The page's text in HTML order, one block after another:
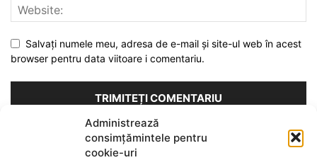
Administrează
consimțămintele pentru
cookie-uri
Salvați numele meu, adresa de e-mail și site-ul web în acest
browser pentru data viitoare i comentariu.
Acest site folosește Akismet pentru a reduce spamul.
Află cum
sunt procesate datele comentariilor tale